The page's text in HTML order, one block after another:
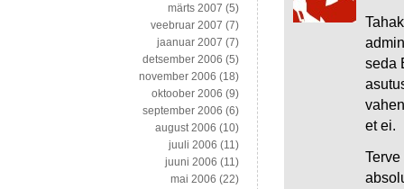
seda
et ei.
märts 2007 (5)
veebruar 2007 (7)
jaanuar 2007 (7)
detsember 2006 (5)
november 2006 (18)
oktoober 2006 (9)
september 2006 (6)
august 2006 (10)
juuli 2006 (11)
juuni 2006 (11)
mai 2006 (22)